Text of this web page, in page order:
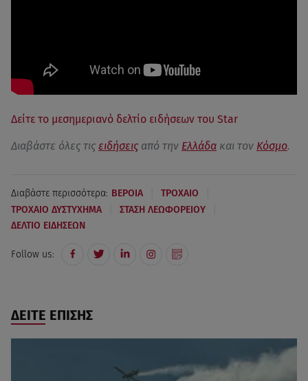
Δείτε το μεσημεριανό δελτίο ειδήσεων του Star
Διαβάστε όλες τις ειδήσεις από την Ελλάδα και τον Κόσμο.
Διαβάστε περισσότερα: ΒΕΡΟΙΑ ΤΡΟΧΑΙΟ
ΤΡΟΧΑΙΟ ΔΥΣΤΥΧΗΜΑ ΣΤΑΣΗ ΛΕΩΦΟΡΕΙΟΥ
ΔΕΛΤΙΟ ΕΙΔΗΣΕΩΝ
Follow us:
ΔΕΙΤΕ ΕΠΙΣΗΣ